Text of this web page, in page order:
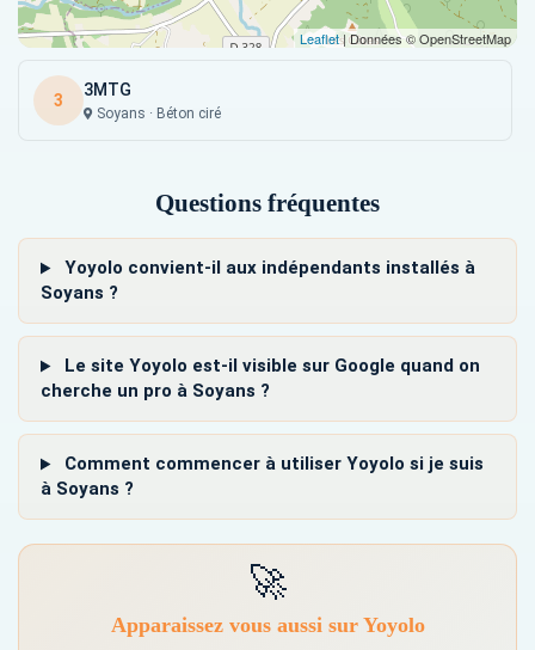
Leaflet| Données © OpenStreetMap
3
3MTG
Soyans · Béton ciré
Questions fréquentes
Yoyolo convient-il aux indépendants installés à
Soyans ?
Le site Yoyolo est-il visible sur Google quand on
cherche un pro à Soyans ?
Comment commencer à utiliser Yoyolo si je suis
à Soyans ?
🚀
Apparaissez vous aussi sur Yoyolo